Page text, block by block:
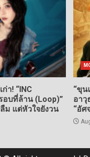
า! “INC
รอบที่ล้าน (Loop)”
ม แต่หัวใจยังวน
“ขุน
อาวุ
“อัศ